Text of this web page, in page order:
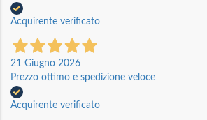
Acquirente verificato
21 Giugno 2026
Prezzo ottimo e spedizione veloce
Acquirente verificato